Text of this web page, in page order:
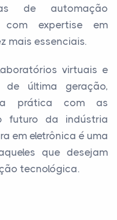
de automação
com expertise em
mais essenciais.
virtuais e
de última geração,
prática com as
futuro da indústria
em eletrônica é uma
que desejam
tecnológica.